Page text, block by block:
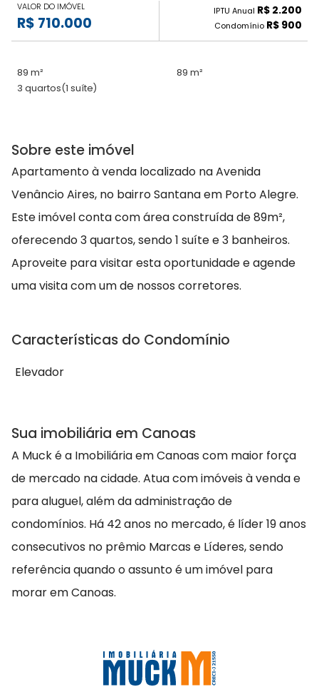
VALOR DO IMÓVEL
R$ 710.000
IPTU Anual R$ 2.200
Condomínio R$ 900
89 m²
89 m²
3 quartos(1 suíte)
Sobre este imóvel
Apartamento à venda localizado na Avenida
Venâncio Aires, no bairro Santana em Porto Alegre.
Este imóvel conta com área construída de 89m²,
oferecendo 3 quartos, sendo 1 suíte e 3 banheiros.
Aproveite para visitar esta oportunidade e agende
uma visita com um de nossos corretores.
Características do Condomínio
Elevador
Sua imobiliária em Canoas
A Muck é a Imobiliária em Canoas com maior força
de mercado na cidade. Atua com imóveis à venda e
para aluguel, além da administração de
condomínios. Há 42 anos no mercado, é líder 19 anos
consecutivos no prêmio Marcas e Líderes, sendo
referência quando o assunto é um imóvel para
morar em Canoas.